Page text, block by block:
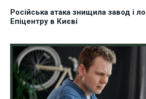
Російська атака знищила завод і
Епіцентру в Києві